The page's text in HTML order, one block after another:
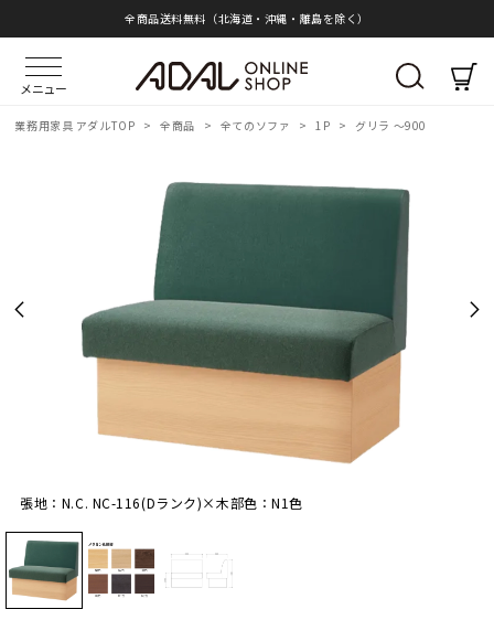
全商品送料無料（北海道・沖縄・離島を除く）
メニュー
業務用家具 アダルTOP > 全商品 > 全てのソファ > 1P > グリラ ～900
張地：N.C. NC-116(Dランク)×木部色：N1色
張地：N.C. NC-116(Dランク)×木部色：N1色